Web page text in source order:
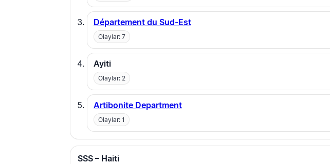
Département du Sud-Est
Olaylar: 7
Ayiti
Olaylar: 2
Artibonite Department
Olaylar: 1
SSS – Haiti